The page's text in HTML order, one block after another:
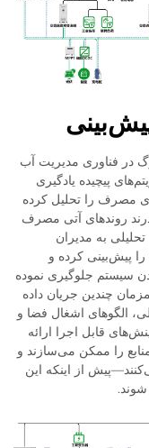
در فناوری مدیریت آب
پیچیده یادگیری
مصرف را تحلیل کرده
روندهای آتی مصرف
به مدیران
پیش‌بینی کرده و
سیستم جلوگیری نموده
چندین جریان داده
الگوهای اشغال فضا و
قابل اجرا ارائه
را ممکن می‌سازند و
از اینکه این